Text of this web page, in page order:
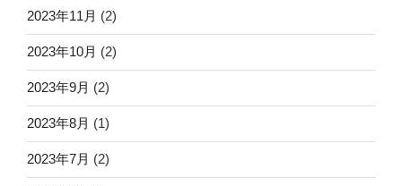
2023年11月 (2)
2023年10月 (2)
2023年9月 (2)
2023年8月 (1)
2023年7月 (2)